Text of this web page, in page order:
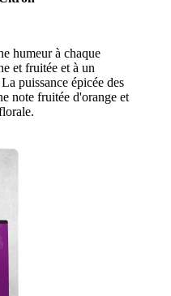
humeur à chaque
et fruitée et à un
puissance épicée des
note fruitée d'orange et